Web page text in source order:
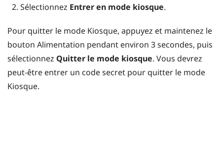
Sélectionnez Entrer en mode kiosque.
Pour quitter le mode Kiosque, appuyez et maintenez le
bouton Alimentation pendant environ 3 secondes, puis
sélectionnez Quitter le mode kiosque. Vous devrez
peut-être entrer un code secret pour quitter le mode
Kiosque.